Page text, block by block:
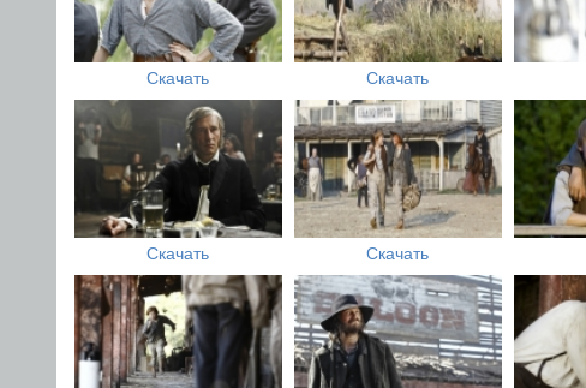
Скачать Скачать
Скачать Скачать